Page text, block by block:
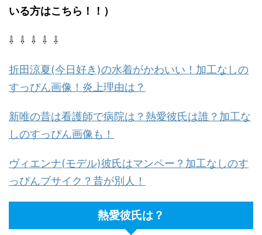
いる方はこちら！！）
⇩ ⇩ ⇩ ⇩ ⇩
折田涼夏(今日好き)の水着がかわいい！加工なしの
すっぴん画像！炎上理由は？
新唯の昔は看護師で病院は？熱愛彼氏は誰？加工な
しのすっぴん画像も！
ヴィエンナ(モデル)彼氏はマンペー？加工なしのす
っぴんブサイク？昔が別人！
熱愛彼氏は？